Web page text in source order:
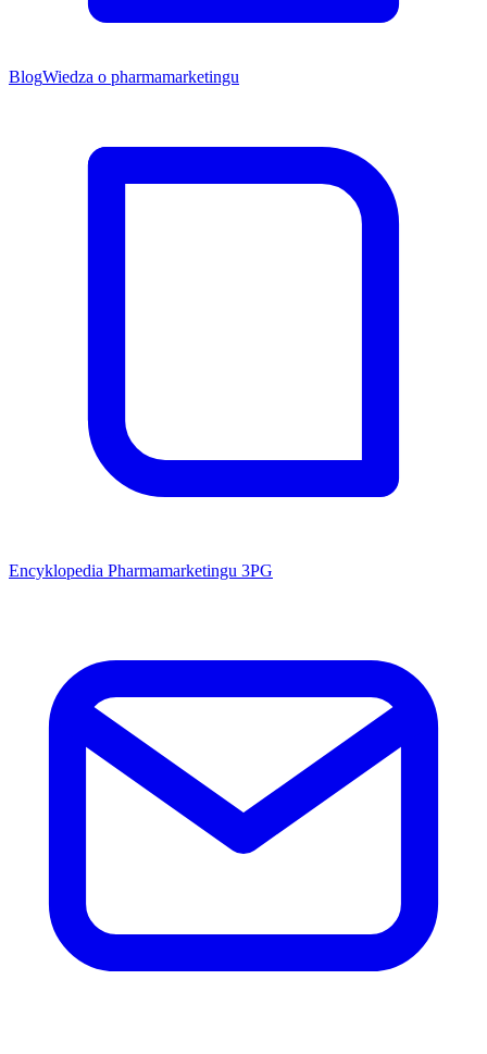
BlogWiedza o pharmamarketingu
Encyklopedia Pharmamarketingu 3PG